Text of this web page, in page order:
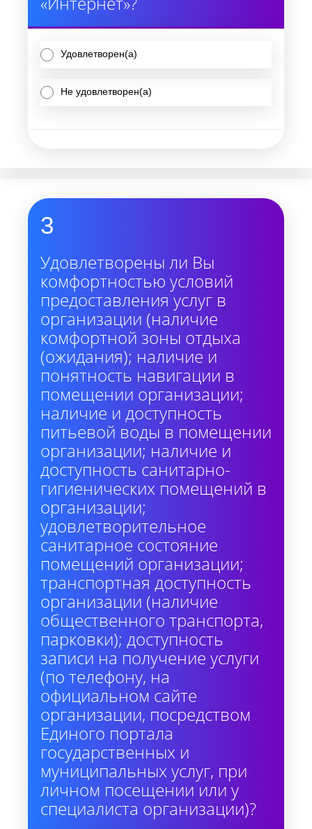
Удовлетворен(а)
Не удовлетворен(а)
3
Удовлетворены ли Вы
комфортностью условий
предоставления услуг в
организации (наличие
комфортной зоны отдыха
(ожидания); наличие и
понятность навигации в
помещении организации;
наличие и доступность
питьевой воды в помещении
организации; наличие и
доступность санитарно-
гигиенических помещений в
организации;
удовлетворительное
санитарное состояние
помещений организации;
транспортная доступность
организации (наличие
общественного транспорта,
парковки); доступность
записи на получение услуги
(по телефону, на
официальном сайте
организации, посредством
Единого портала
государственных и
муниципальных услуг, при
личном посещении или у
специалиста организации)?